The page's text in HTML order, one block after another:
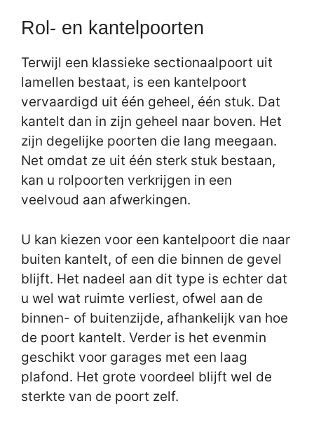
Rol- en kantelpoorten
Terwijl een klassieke sectionaalpoort uit
lamellen bestaat, is een kantelpoort
vervaardigd uit één geheel, één stuk. Dat
kantelt dan in zijn geheel naar boven. Het
zijn degelijke poorten die lang meegaan.
Net omdat ze uit één sterk stuk bestaan,
kan u rolpoorten verkrijgen in een
veelvoud aan afwerkingen.
U kan kiezen voor een kantelpoort die naar
buiten kantelt, of een die binnen de gevel
blijft. Het nadeel aan dit type is echter dat
u wel wat ruimte verliest, ofwel aan de
binnen- of buitenzijde, afhankelijk van hoe
de poort kantelt. Verder is het evenmin
geschikt voor garages met een laag
plafond. Het grote voordeel blijft wel de
sterkte van de poort zelf.